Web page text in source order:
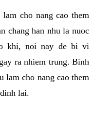
cho nang cao them
chang han nhu la nuoc
khi, noi nay de bi vi
ra nhiem trung. Binh
lam cho nang cao them
lai.